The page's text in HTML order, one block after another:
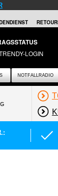
LOGIN
NOTFALLRADIO